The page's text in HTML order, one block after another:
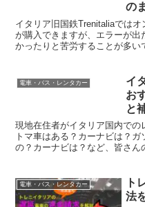
の
イタリア旧国鉄Trenitaliaでは
が購入できますが、エラーが
かったりと苦労することが多い
電車・バス・レンタカー
イ
お
と
現地在住者がイタリア国内で
トマ車はある？カーナビは？
の？カーナビは？など、皆さん
電車・バス・レンタカー
ト
法